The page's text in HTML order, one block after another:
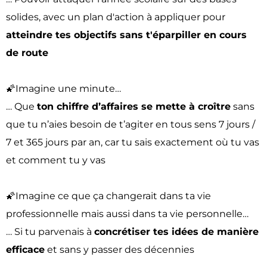
solides, avec un plan d'action à appliquer pour
atteindre tes objectifs sans t'éparpiller en cours
de route
🌠Imagine une minute…
… Que ton chiffre d’affaires se mette à croître sans
que tu n’aies besoin de t’agiter en tous sens 7 jours /
7 et 365 jours par an, car tu sais exactement où tu vas
et comment tu y vas
🌠Imagine ce que ça changerait dans ta vie
professionnelle mais aussi dans ta vie personnelle…
… Si tu parvenais à concrétiser tes idées de manière
efficace et sans y passer des décennies